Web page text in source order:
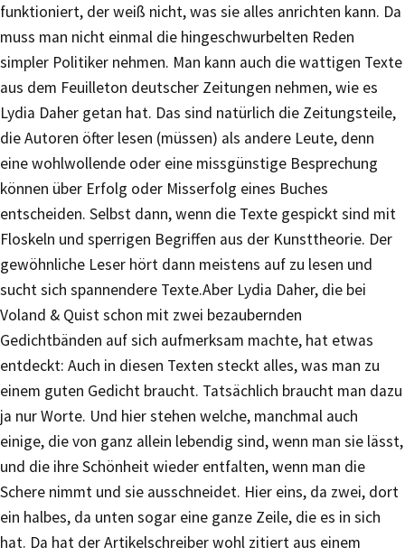
funktioniert, der weiß nicht, was sie alles anrichten kann. Da
muss man nicht einmal die hingeschwurbelten Reden
simpler Politiker nehmen. Man kann auch die wattigen Texte
aus dem Feuilleton deutscher Zeitungen nehmen, wie es
Lydia Daher getan hat. Das sind natürlich die Zeitungsteile,
die Autoren öfter lesen (müssen) als andere Leute, denn
eine wohlwollende oder eine missgünstige Besprechung
können über Erfolg oder Misserfolg eines Buches
entscheiden. Selbst dann, wenn die Texte gespickt sind mit
Floskeln und sperrigen Begriffen aus der Kunsttheorie. Der
gewöhnliche Leser hört dann meistens auf zu lesen und
sucht sich spannendere Texte.Aber Lydia Daher, die bei
Voland & Quist schon mit zwei bezaubernden
Gedichtbänden auf sich aufmerksam machte, hat etwas
entdeckt: Auch in diesen Texten steckt alles, was man zu
einem guten Gedicht braucht. Tatsächlich braucht man dazu
ja nur Worte. Und hier stehen welche, manchmal auch
einige, die von ganz allein lebendig sind, wenn man sie lässt,
und die ihre Schönheit wieder entfalten, wenn man die
Schere nimmt und sie ausschneidet. Hier eins, da zwei, dort
ein halbes, da unten sogar eine ganze Zeile, die es in sich
hat. Da hat der Artikelschreiber wohl zitiert aus einem